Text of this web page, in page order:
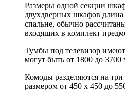
Размеры одной секции
двухдверных шкафов
спальне, обычно
входящих в комплект
Тумбы под телевизор
могут быть от 1800 до 3700
Комоды разделяются на
размером от 450 х 450 до